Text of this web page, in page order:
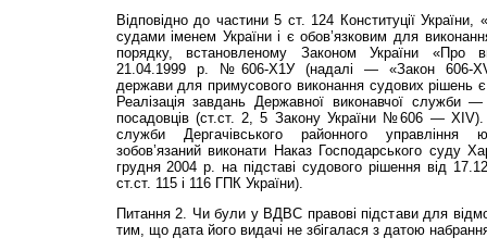
Відповідно до частини 5 ст. 124 Конституції
судами іменем України і є обов’язковим для
порядку, встановленому Законом України «Про
21.04.1999 р. №606-Х1У (надалі — «Закон 606-
держави для примусового виконання судових рішень
Реалізація завдань Державної виконавчої служби
посадовців (ст.ст. 2, 5 Закону України №606 — XIV).
служби Дергачівського районного управління
зобов’язаний виконати Наказ Господарського суду
грудня 2004 р. на підставі судового рішення від
ст.ст. 115 і 116 ГПК України).
Питання 2. Чи були у ВДВС правові підстави для
тим, що дата його видачі не збігалася з датою